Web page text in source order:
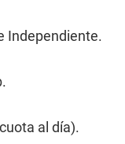
Independiente.
al día).